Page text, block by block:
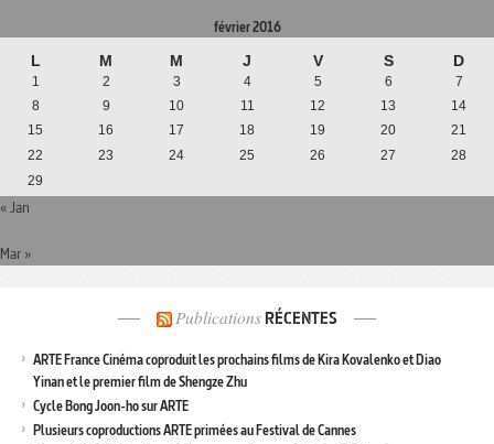
février 2016
L M M J V S D
1 2 3 4 5 6
7
8
9 10 11 12 13
14
15
16 17 18 19 20
21
22
23 24 25 26 27
28
29
« Jan
Mar »
Publications RÉCENTES
ARTE France Cinéma coproduit les prochains films de Kira Kovalenko et Diao
Yinan et le premier film de Shengze Zhu
Cycle Bong Joon-ho sur ARTE
Plusieurs coproductions ARTE primées au Festival de Cannes